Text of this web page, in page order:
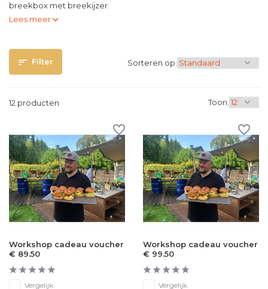
breekbox met breekijzer.
Lees meer
Filter
12 producten Toon:
Sorteren op:
Workshop cadeau voucher
€ 89.50
Vergelijk
Workshop cadeau voucher
€ 99.50
Vergelijk